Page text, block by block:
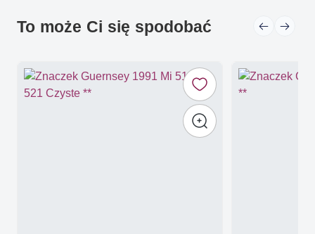
To może Ci się spodobać